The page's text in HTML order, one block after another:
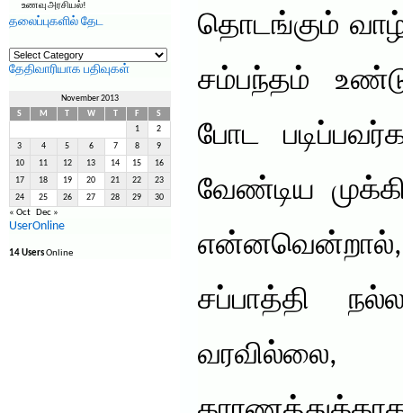
உணவு அரசியல்!
தலைப்புகளில் தேட
தலைப்புகளில்
தேட
தேதிவாரியாக பதிவுகள்
November 2013
S
M W F
S
1
2
3 4 5 6 7 8 9
10 11 12 13 14 15 16
17 18 19 20 21 22 23
24 25 26 27 28 29 30
« Oct Dec »
UserOnline
14 UsersOnline
தொடங்கும்
சம்பந்தம்
போட
வேண்டிய
என்னவென்றால்,
சப்பாத்தி